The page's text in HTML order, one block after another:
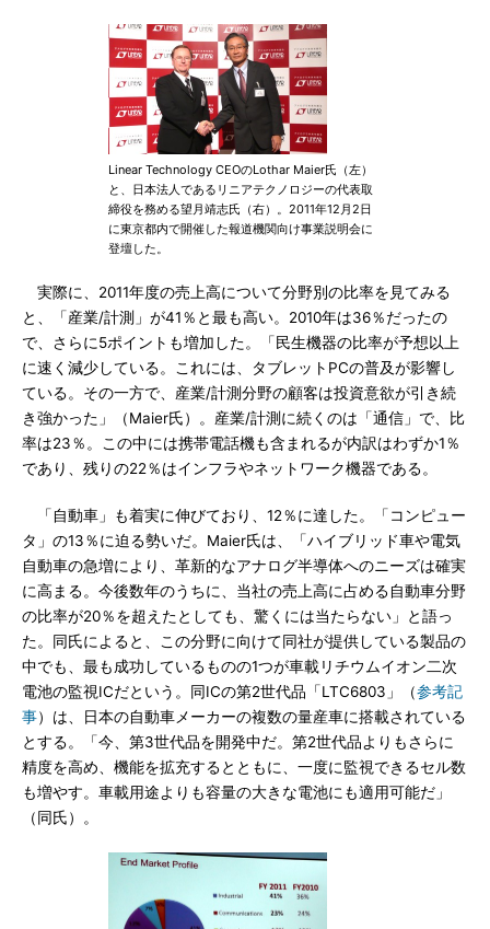
Linear Technology CEOのLothar Maier氏（左）
と、日本法人であるリニアテクノロジーの代表取
締役を務める望月靖志氏（右）。2011年12月2日
に東京都内で開催した報道機関向け事業説明会に
登壇した。
実際に、2011年度の売上高について分野別の比率を見てみる
と、「産業/計測」が41％と最も高い。2010年は36％だったの
で、さらに5ポイントも増加した。「民生機器の比率が予想以上
に速く減少している。これには、タブレットPCの普及が影響し
ている。その一方で、産業/計測分野の顧客は投資意欲が引き続
き強かった」（Maier氏）。産業/計測に続くのは「通信」で、比
率は23％。この中には携帯電話機も含まれるが内訳はわずか1％
であり、残りの22％はインフラやネットワーク機器である。
「自動車」も着実に伸びており、12％に達した。「コンピュー
タ」の13％に迫る勢いだ。Maier氏は、「ハイブリッド車や電気
自動車の急増により、革新的なアナログ半導体へのニーズは確実
に高まる。今後数年のうちに、当社の売上高に占める自動車分野
の比率が20％を超えたとしても、驚くには当たらない」と語っ
た。同氏によると、この分野に向けて同社が提供している製品の
中でも、最も成功しているものの1つが車載リチウムイオン二次
電池の監視ICだという。同ICの第2世代品「LTC6803」（参考記
事）は、日本の自動車メーカーの複数の量産車に搭載されている
とする。「今、第3世代品を開発中だ。第2世代品よりもさらに
精度を高め、機能を拡充するとともに、一度に監視できるセル数
も増やす。車載用途よりも容量の大きな電池にも適用可能だ」
（同氏）。